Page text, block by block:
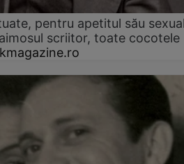
pentru apetitul său
scriitor, toate cocotele